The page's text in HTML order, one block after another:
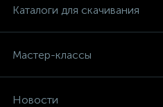
Каталоги для скачивания
Мастер-классы
Новости